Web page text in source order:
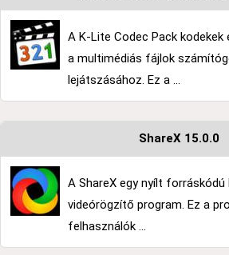
A K-Lite Codec Pack
a multimédiás fájlok
lejátszásához. Ez a ...
ShareX 15.0.0
A ShareX egy nyílt
videórögzítő program. Ez a
felhasználók ...